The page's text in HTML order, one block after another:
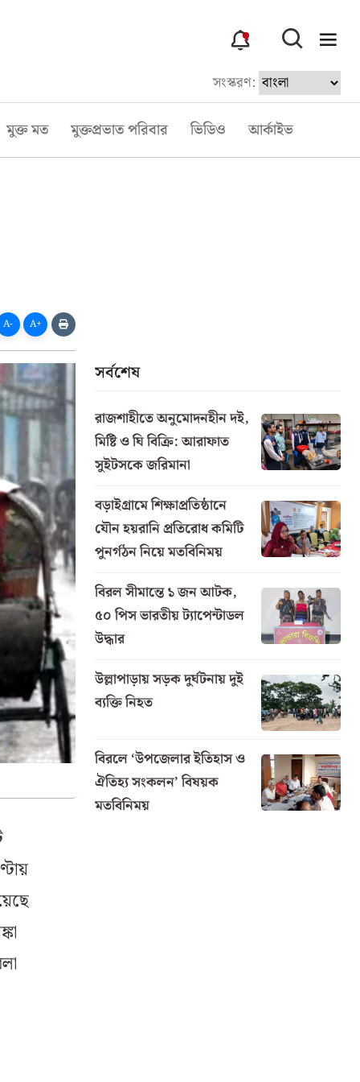
3
সংস্করণ:
মুক্ত মত মুক্তপ্রভাত পরিবার ভিডিও আর্কাইভ
A- A+
সর্বশেষ
রাজশাহীতে অনুমোদনহীন দই,
মিষ্টি ও ঘি বিক্রি: আরাফাত
সুইটসকে জরিমানা
বড়াইগ্রামে শিক্ষাপ্রতিষ্ঠানে
যৌন হয়রানি প্রতিরোধ কমিটি
পুনর্গঠন নিয়ে মতবিনিময়
বিরল সীমান্তে ১ জন আটক,
৫০ পিস ভারতীয় ট্যাপেন্টাডল
উদ্ধার
উল্লাপাড়ায় সড়ক দুর্ঘটনায় দুই
ব্যক্তি নিহত
বিরলে ‘উপজেলার ইতিহাস ও
ঐতিহ্য সংকলন’ বিষয়ক
মতবিনিময়